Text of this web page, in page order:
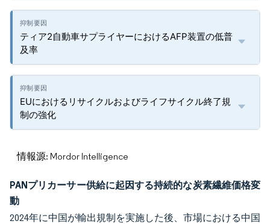
ティア2自動車サプライヤーにおけるAFP装置の低普
及率
EUにおけるリサイクルおよびライフサイクル終了規
制の強化
情報源: Mordor Intelligence
PANプリカーサー供給に起因する持続的な炭素繊維価格変
動
2024年に中国が輸出規制を実施した後、市場における中国